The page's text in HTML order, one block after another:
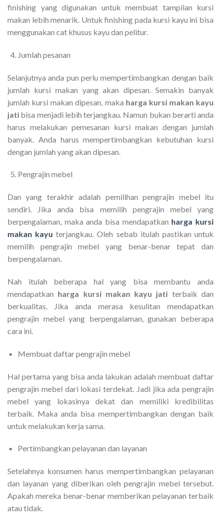
finishing yang digunakan untuk membuat tampilan kursi
makan lebih menarik. Untuk finishing pada kursi kayu ini bisa
menggunakan cat khusus kayu dan pelitur.
Jumlah pesanan
Selanjutnya anda pun perlu mempertimbangkan dengan baik
jumlah kursi makan yang akan dipesan. Semakin banyak
jumlah kursi makan dipesan, maka harga kursi makan kayu
jati bisa menjadi lebih terjangkau. Namun bukan berarti anda
harus melakukan pemesanan kursi makan dengan jumlah
banyak. Anda harus mempertimbangkan kebutuhan kursi
dengan jumlah yang akan dipesan.
Pengrajin mebel
Dan yang terakhir adalah pemilihan pengrajin mebel itu
sendiri. Jika anda bisa memilih pengrajin mebel yang
berpengalaman, maka anda bisa mendapatkan harga kursi
makan kayu terjangkau. Oleh sebab itulah pastikan untuk
memilih pengrajin mebel yang benar-benar tepat dan
berpengalaman.
Nah itulah beberapa hal yang bisa membantu anda
mendapatkan harga kursi makan kayu jati terbaik dan
berkualitas. Jika anda merasa kesulitan mendapatkan
pengrajin mebel yang berpengalaman, gunakan beberapa
cara ini.
Membuat daftar pengrajin mebel
Hal pertama yang bisa anda lakukan adalah membuat daftar
pengrajin mebel dari lokasi terdekat. Jadi jika ada pengrajin
mebel yang lokasinya dekat dan memiliki kredibilitas
terbaik. Maka anda bisa mempertimbangkan dengan baik
untuk melakukan kerja sama.
Pertimbangkan pelayanan dan layanan
Setelahnya konsumen harus mempertimbangkan pelayanan
dan layanan yang diberikan oleh pengrajin mebel tersebut.
Apakah mereka benar-benar memberikan pelayanan terbaik
atau tidak.